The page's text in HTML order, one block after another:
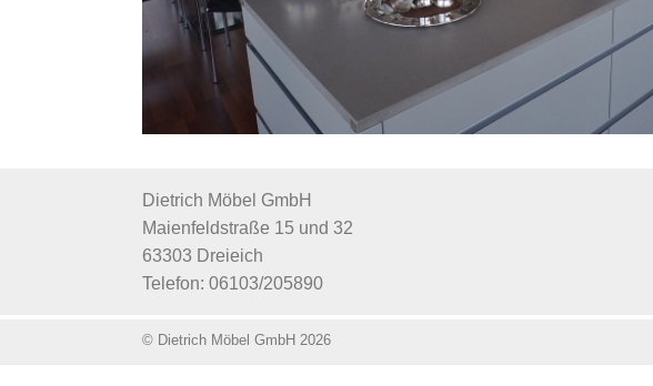
Dietrich Möbel GmbH
Maienfeldstraße 15 und 32
63303 Dreieich
Telefon: 06103/205890
© Dietrich Möbel GmbH 2026